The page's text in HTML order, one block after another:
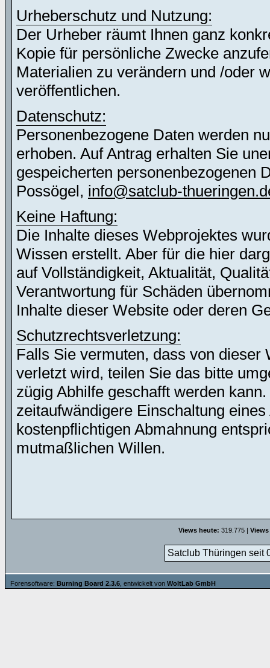
Urheberschutz und Nutzung:
Der Urheber räumt Ihnen ganz
Kopie für persönliche Zwecke
Materialien zu verändern und /oder
veröffentlichen.
Datenschutz:
Personenbezogene Daten werden
erhoben. Auf Antrag erhalten Sie
gespeicherten personenbezogenen
Possögel, info@satclub-
Keine Haftung:
Die Inhalte dieses Webprojektes
Wissen erstellt. Aber für die hier
auf Vollständigkeit, Aktualität,
Verantwortung für Schäden
Inhalte dieser Website oder deren
Schutzrechtsverletzung:
Falls Sie vermuten, dass von
verletzt wird, teilen Sie das bitte
zügig Abhilfe geschafft werden
zeitaufwändigere Einschaltung
kostenpflichtigen Abmahnung
mutmaßlichen Willen.
Views heute: 319.775 |
Satclub Thüringen seit
Forensoftware: Burning Board 2.3.6 , entwickelt von WoltLab GmbH